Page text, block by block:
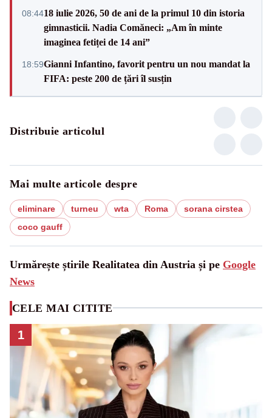
08:4418 iulie 2026, 50 de ani de la primul 10 din istoria
gimnasticii. Nadia Comăneci: „Am în minte
imaginea fetiței de 14 ani”
18:59Gianni Infantino, favorit pentru un nou mandat la
FIFA: peste 200 de țări îl susțin
Distribuie articolul
Mai multe articole despre
eliminare turneu wta Roma
sorana cirstea
coco gauff
Urmărește știrile Realitatea din Austria și pe Google
News
CELE MAI CITITE
1